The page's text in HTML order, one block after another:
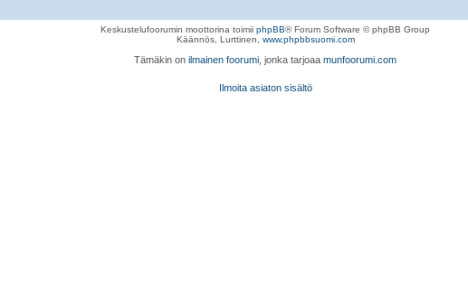
Keskustelufoorumin moottorina toimii phpBB® Forum Software © phpBB Group
Käännös, Lurttinen, www.phpbbsuomi.com
Tämäkin on ilmainen foorumi , jonka tarjoaa munfoorumi.com
Ilmoita asiaton sisältö